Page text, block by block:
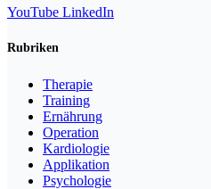
YouTube LinkedIn
Rubriken
Therapie
Training
Ernährung
Operation
Kardiologie
Applikation
Psychologie